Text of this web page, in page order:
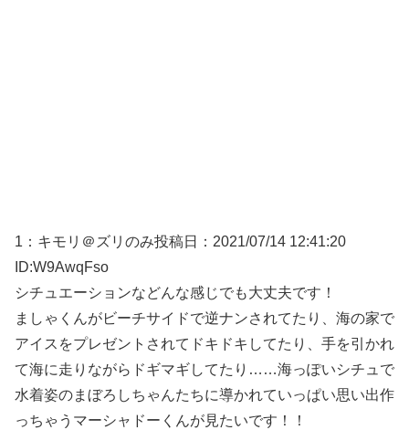
1： キモリ＠ズリのみ投稿日：2021/07/14 12:41:20
ID:W9AwqFso
シチュエーションなどんな感じでも大丈夫です！
ましゃくんがビーチサイドで逆ナンされてたり、海の家で
アイスをプレゼントされてドキドキしてたり、手を引かれ
て海に走りながらドギマギしてたり……海っぽいシチュで
水着姿のまぼろしちゃんたちに導かれていっぱい思い出作
っちゃうマーシャドーくんが見たいです！！